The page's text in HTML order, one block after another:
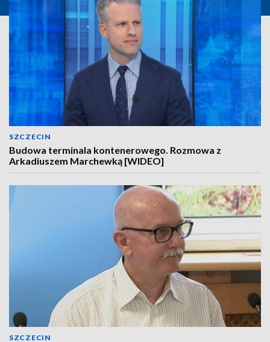
SZCZECIN
Budowa terminala kontenerowego. Rozmowa z
Arkadiuszem Marchewką [WIDEO]
SZCZECIN